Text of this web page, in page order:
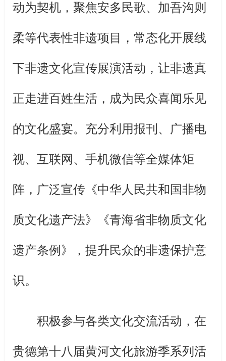
动为契机，聚焦安多民歌、加吾沟则
柔等代表性非遗项目，常态化开展线
下非遗文化宣传展演活动，让非遗真
正走进百姓生活，成为民众喜闻乐见
的文化盛宴。充分利用报刊、广播电
视、互联网、手机微信等全媒体矩
阵，广泛宣传《中华人民共和国非物
质文化遗产法》《青海省非物质文化
遗产条例》，提升民众的非遗保护意
识。
积极参与各类文化交流活动，在
贵德第十八届黄河文化旅游季系列活